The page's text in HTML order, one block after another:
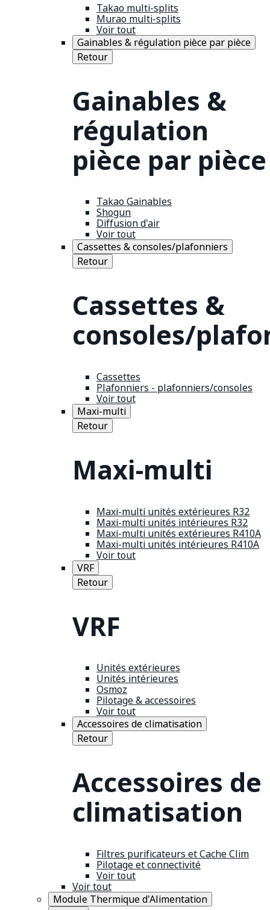
Takao multi-splits
Murao multi-splits
Voir tout
Gainables & régulation pièce par pièce
Retour
Gainables &
régulation
pièce par pièce
Takao Gainables
Shogun
Diffusion d'air
Voir tout
Cassettes & consoles/plafonniers
Retour
Cassettes &
consoles/
Cassettes
Plafonniers - plafonniers/consoles
Voir tout
Maxi-multi
Retour
Maxi-multi
Maxi-multi unités extérieures R32
Maxi-multi unités intérieures R32
Maxi-multi unités extérieures R410A
Maxi-multi unités intérieures R410A
Voir tout
VRF
Retour
VRF
Unités extérieures
Unités intérieures
Osmoz
Pilotage & accessoires
Voir tout
Accessoires de climatisation
Retour
Accessoires de
climatisation
Filtres purificateurs et Cache Clim
Pilotage et connectivité
Voir tout
Voir tout
Module Thermique d'Alimentation